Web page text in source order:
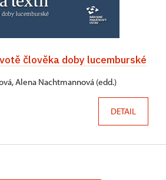
člověka doby lucemburské
Alena Nachtmannová (edd.)
DETAIL